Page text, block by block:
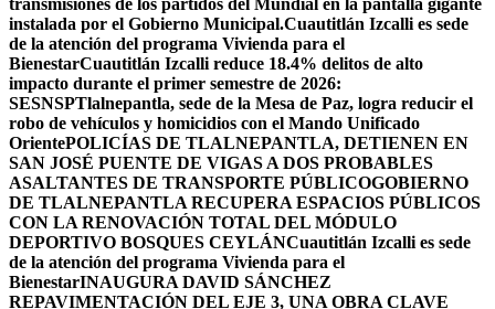
transmisiónes de los partidos del Mundial en la pantalla gigante
instalada por el Gobierno Municipal.Cuautitlán Izcalli es sede
de la atención del programa Vivienda para el
BienestarCuautitlán Izcalli reduce 18.4% delitos de alto
impacto durante el primer semestre de 2026:
SESNSPTlalnepantla, sede de la Mesa de Paz, logra reducir el
robo de vehículos y homicidios con el Mando Unificado
OrientePOLICÍAS DE TLALNEPANTLA, ​DETIENEN EN
SAN JOSÉ PUENTE DE VIGAS A DOS PROBABLES
ASALTANTES DE TRANSPORTE PÚBLICOGOBIERNO
DE TLALNEPANTLA RECUPERA ESPACIOS PÚBLICOS
CON LA RENOVACIÓN TOTAL DEL MÓDULO
DEPORTIVO BOSQUES CEYLÁNCuautitlán Izcalli es sede
de la atención del programa Vivienda para el
BienestarINAUGURA DAVID SÁNCHEZ
REPAVIMENTACIÓN DEL EJE 3, UNA OBRA CLAVE